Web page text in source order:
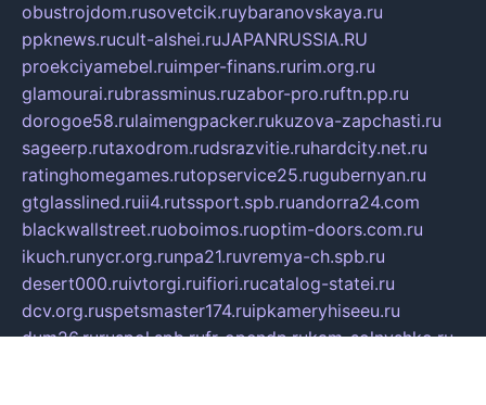
obustrojdom.rusovetcik.ruybaranovskaya.ru
ppknews.rucult-alshei.ruJAPANRUSSIA.RU
proekciyamebel.ruimper-finans.rurim.org.ru
glamourai.rubrassminus.ruzabor-pro.ruftn.pp.ru
dorogoe58.rulaimengpacker.rukuzova-zapchasti.ru
sageerp.rutaxodrom.rudsrazvitie.ruhardcity.net.ru
ratinghomegames.rutopservice25.rugubernyan.ru
gtglasslined.ruii4.rutssport.spb.ruandorra24.com
blackwallstreet.ruoboimos.ruoptim-doors.com.ru
ikuch.runycr.org.runpa21.ruvremya-ch.spb.ru
desert000.ruivtorgi.ruifiori.rucatalog-statei.ru
dcv.org.ruspetsmaster174.ruipkameryhiseeu.ru
dum26.ruruspol.spb.rufr-opendp.rukam-solnyshko.ru